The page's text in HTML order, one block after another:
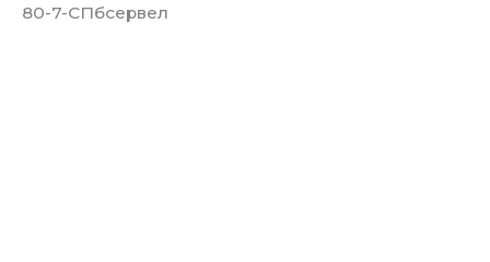
80-7-СПбсервел
80-